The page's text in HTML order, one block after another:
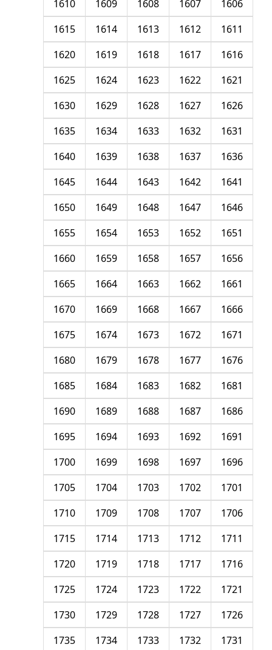
1606
1607
1608
1609
1610
1611
1612
1613
1614
1615
1616
1617
1618
1619
1620
1621
1622
1623
1624
1625
1626
1627
1628
1629
1630
1631
1632
1633
1634
1635
1636
1637
1638
1639
1640
1641
1642
1643
1644
1645
1646
1647
1648
1649
1650
1651
1652
1653
1654
1655
1656
1657
1658
1659
1660
1661
1662
1663
1664
1665
1666
1667
1668
1669
1670
1671
1672
1673
1674
1675
1676
1677
1678
1679
1680
1681
1682
1683
1684
1685
1686
1687
1688
1689
1690
1691
1692
1693
1694
1695
1696
1697
1698
1699
1700
1701
1702
1703
1704
1705
1706
1707
1708
1709
1710
1711
1712
1713
1714
1715
1716
1717
1718
1719
1720
1721
1722
1723
1724
1725
1726
1727
1728
1729
1730
1731
1732
1733
1734
1735